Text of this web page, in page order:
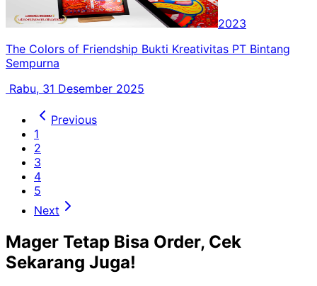
2023
The Colors of Friendship Bukti Kreativitas PT Bintang
Sempurna
Rabu, 31 Desember 2025
Previous
1
2
3
4
5
Next
Mager Tetap Bisa Order, Cek
Sekarang Juga!